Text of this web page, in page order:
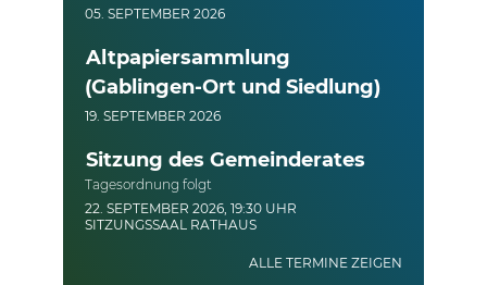
05. SEPTEMBER 2026
Altpapiersammlung
(Gablingen-Ort und Siedlung)
19. SEPTEMBER 2026
Sitzung des Gemeinderates
Tagesordnung folgt
22. SEPTEMBER 2026, 19:30 UHR
SITZUNGSSAAL RATHAUS
ALLE TERMINE ZEIGEN